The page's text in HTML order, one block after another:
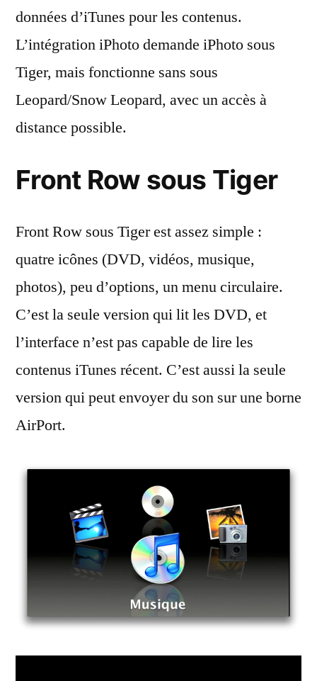
données d’iTunes pour les contenus.
L’intégration iPhoto demande iPhoto sous
Tiger, mais fonctionne sans sous
Leopard/Snow Leopard, avec un accès à
distance possible.
Front Row sous Tiger
Front Row sous Tiger est assez simple :
quatre icônes (DVD, vidéos, musique,
photos), peu d’options, un menu circulaire.
C’est la seule version qui lit les DVD, et
l’interface n’est pas capable de lire les
contenus iTunes récent. C’est aussi la seule
version qui peut envoyer du son sur une borne
AirPort.